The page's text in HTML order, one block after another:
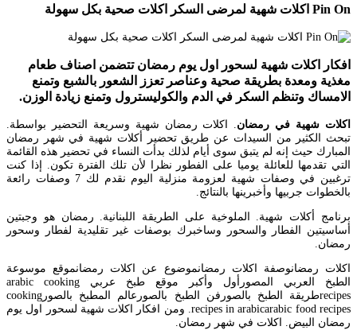
Pin On اكلات شهية لمرضى السكر اكلات صحية بكل سهولة
افكار اكلات شهية لسحور اول يوم رمضان تتضمن اصناف طعام
مغذية ومعدة بطريقة صحية وعناصر تعزز الشعور بالشبع وتمنع
الامساك وتنظم السكر في الدم والكوليسترول وتمنع زيادة الوزن.
اكلات شهية في رمضان . اكلات رمضان شهية وسريعة التحضير بواسطة.
تبحث الكثير من السيدات عن طريق تحضير أكلات شهية في شهر رمضان
المبارك حيث إنه لم يتبق سوى أيام لذلك بدأت النساء في تحضير هذه القائمة
التي تقدمها للعائلة يوميا على الفطور نظرا لأن تلك الفترة تكون. إذا كنت
ترغبين في وصفات شهية لعزومة منزلية اليوم نقدم لك 7 وصفات رائعة
بالخطوات جربيها وأخبرينها بالنتائج.
برنامج أكلات شهية. الملوخية على الطريقة اللبنانية. رمضان هو وجبتين
أساسيتين الفطار والسحور وساخبرك بوصفات غير تقليدية لفطار وسحور
رمضان.
اكلات رمضانوصفة اكلات رمضانموضوع عن اكلات رمضانموقع موسوعة
الطبخ العربي المصورأول وأكبر موقع طبخ عربي arabic cooking
recipesطريقة الطبخ بالصورفن الطبخ بالصورعالم المطبخ بالصورcooking
recipes in arabicarabic food recipes. ومن افكار اكلات شهية لسحور اول يوم
رمضان البيض. اكلات في شهر رمضان.